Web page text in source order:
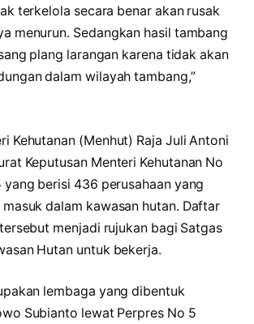
terkelola secara benar akan rusak
menurun. Sedangkan hasil tambang
plang larangan karena tidak akan
dalam wilayah tambang,”
Kehutanan (Menhut) Raja Juli Antoni
Keputusan Menteri Kehutanan No
yang berisi 436 perusahaan yang
dalam kawasan hutan. Daftar
menjadi rujukan bagi Satgas
Hutan untuk bekerja.
lembaga yang dibentuk
Subianto lewat Perpres No 5